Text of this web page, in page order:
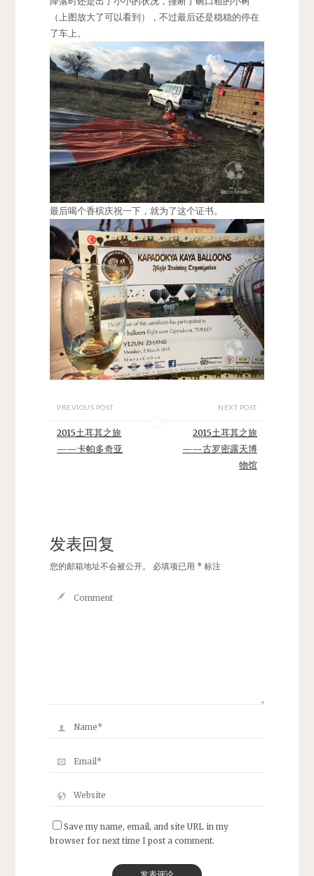
（上图放大了可以看到），不过最后还是稳稳的停在
了车上。
最后喝个香槟庆祝一下，就为了这个证书。
PREVIOUS POST
2015土耳其之旅
——卡帕多奇亚
NEXT POST
2015土耳其之旅
——古罗密露天博
物馆
发表回复
您的邮箱地址不会被公开。 必填项已用 *标注
Save my name, email, and site URL in my
browser for next time I post a comment.